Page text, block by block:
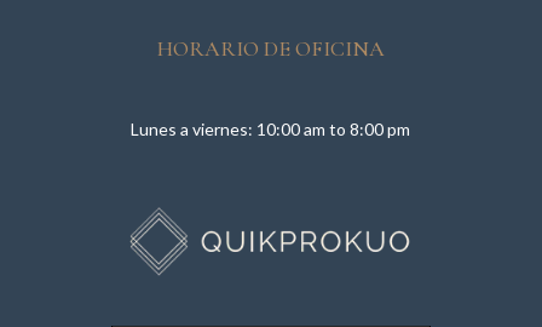
HORARIO DE OFICINA
Lunes a viernes: 10:00 am to 8:00 pm